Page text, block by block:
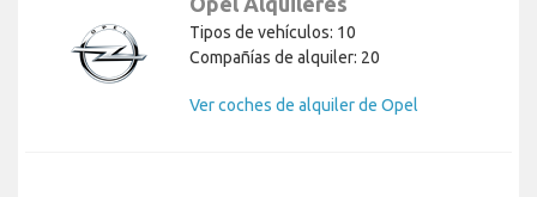
Tipos de vehículos: 10
Compañías de alquiler: 20
Ver coches de alquiler de Opel